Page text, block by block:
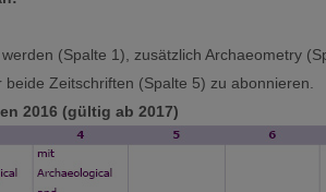
(Spalte 1), zusätzlich Archaeometry
Zeitschriften (Spalte 5) zu abonnieren.
2016 (gültig ab 2017)